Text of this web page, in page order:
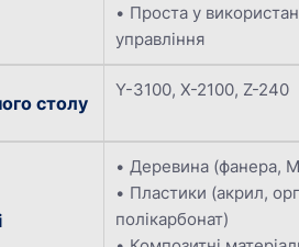
Проста у
управління
столу
Y-3100, X-2100, Z-240
Деревина (фанера,
Пластики (акрил,
полікарбонат)